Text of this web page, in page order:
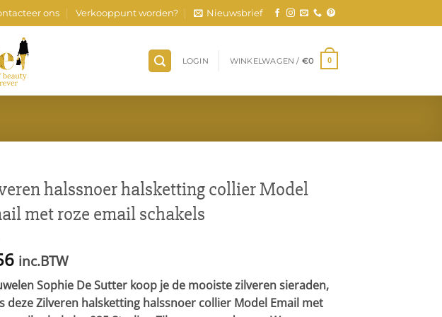
ons Verkooppunt worden? Nieuwsbrief
LOGIN WINKELWAGEN / €0 0
halssnoer halsketting collier Model
met roze email schakels
inc.BTW
Sophie De Sutter koop je de mooiste zilveren sieraden,
deze Zilveren halsketting halssnoer collier Model Email met